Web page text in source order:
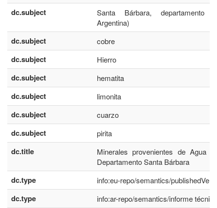
dc.subject
Santa Bárbara, departamento
Argentina)
dc.subject cobre
dc.subject Hierro
dc.subject hematita
dc.subject limonita
dc.subject cuarzo
dc.subject pirita
dc.title
Minerales provenientes de Agua
Departamento Santa Bárbara
dc.type info:eu-repo/semantics/
dc.type info:ar-repo/semantics/informe técnico